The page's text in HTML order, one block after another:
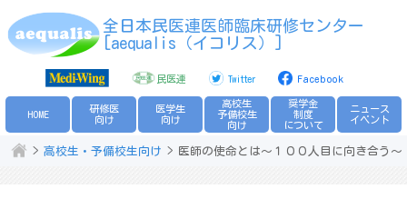
全日本民医連医師臨床研修センター
[aequalis（イコリス）]
民医連 Twitter Facebook
HOME
研修医
向け
医学生
向け
高校生
予備校生
向け
奨学金
制度
について
ニュース
イベント
高校生・予備校生向け 医師の使命とは～１００人目に向き合う～